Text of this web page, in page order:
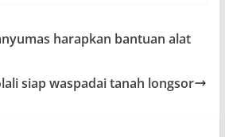
harapkan bantuan alat
siap waspadai tanah longsor